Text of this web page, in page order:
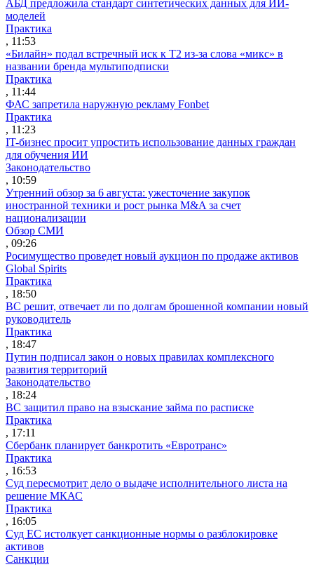
АБД предложила стандарт синтетических данных для ИИ-
моделей
Практика
, 11:53
«Билайн» подал встречный иск к Т2 из-за слова «микс» в
названии бренда мультиподписки
Практика
, 11:44
ФАС запретила наружную рекламу Fonbet
Практика
, 11:23
IT-бизнес просит упростить использование данных граждан
для обучения ИИ
Законодательство
, 10:59
Утренний обзор за 6 августа: ужесточение закупок
иностранной техники и рост рынка M&A за счет
национализации
Обзор СМИ
, 09:26
Росимущество проведет новый аукцион по продаже активов
Global Spirits
Практика
, 18:50
ВС решит, отвечает ли по долгам брошенной компании новый
руководитель
Практика
, 18:47
Путин подписал закон о новых правилах комплексного
развития территорий
Законодательство
, 18:24
ВС защитил право на взыскание займа по расписке
Практика
, 17:11
Сбербанк планирует банкротить «Евротранс»
Практика
, 16:53
Суд пересмотрит дело о выдаче исполнительного листа на
решение МКАС
Практика
, 16:05
Суд ЕС истолкует санкционные нормы о разблокировке
активов
Санкции